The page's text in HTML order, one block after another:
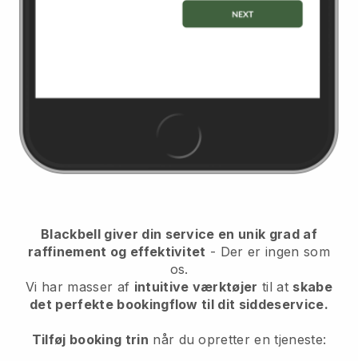
Blackbell giver din service en unik grad af
raffinement og effektivitet - Der er ingen som
os.
Vi har masser af intuitive værktøjer til at skabe
det perfekte bookingflow til dit siddeservice.
Tilføj booking trin når du opretter en tjeneste: